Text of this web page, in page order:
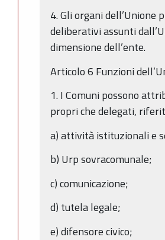
4. Gli organi
deliberativi assunti
dimensione dell’ente.
Articolo 6 Funzioni
1. I Comuni possono
propri che delegati,
a) attività istituzionali e
b) Urp sovracomunale;
c) comunicazione;
d) tutela legale;
e) difensore civico;